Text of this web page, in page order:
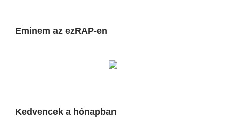
Eminem az ezRAP-en
Kedvencek a hónapban